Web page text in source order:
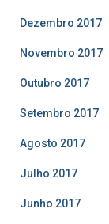
Dezembro 2017
Novembro 2017
Outubro 2017
Setembro 2017
Agosto 2017
Julho 2017
Junho 2017